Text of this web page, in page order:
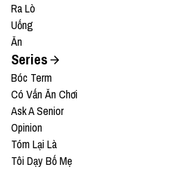
Ra Lò
Uống
Ăn
Series
Bóc Term
Có Vấn Ăn Chơi
Ask A Senior
Opinion
Tóm Lại Là
Tôi Dạy Bố Mẹ